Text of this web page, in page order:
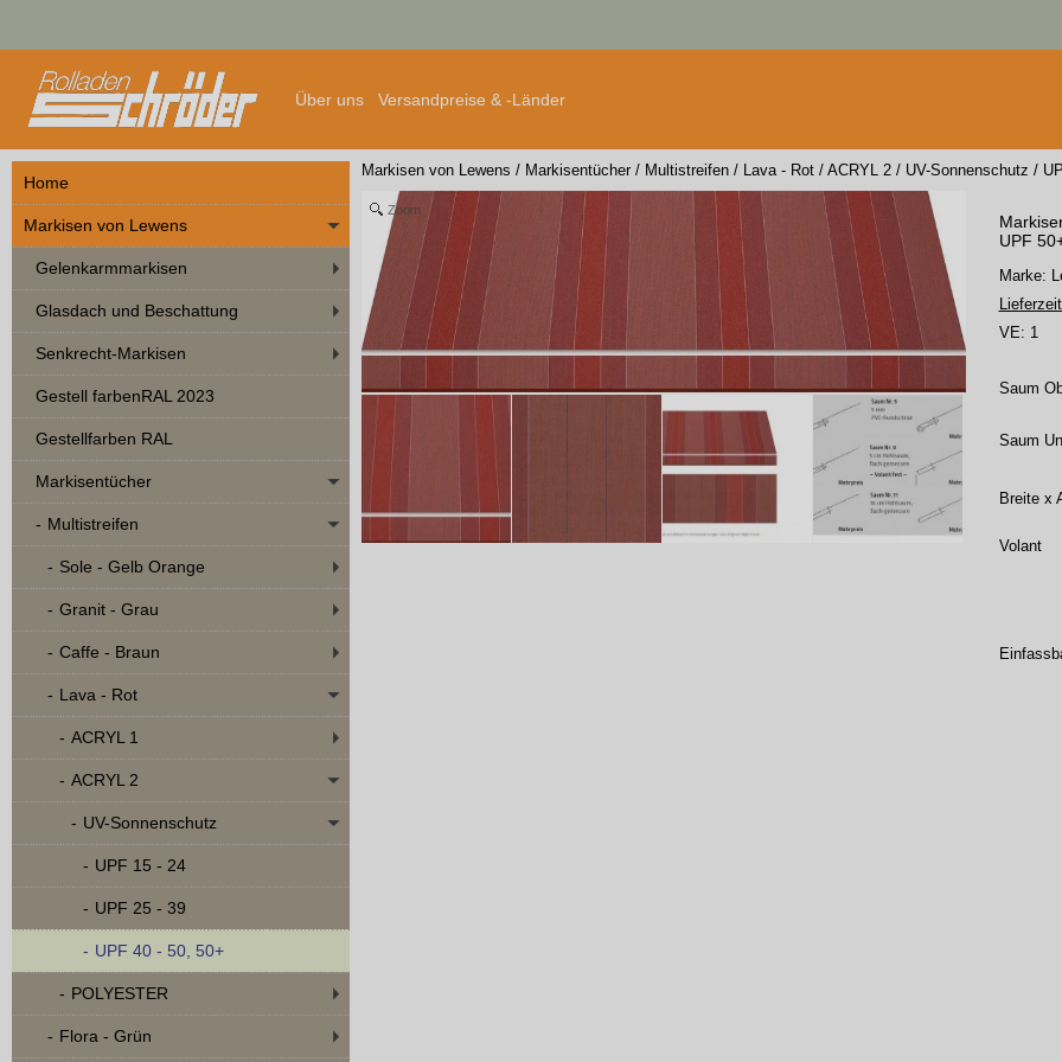
Über uns Versandpreise & -Länder
Home
Markisen von Lewens
Gelenkarmmarkisen
Glasdach und Beschattung
Senkrecht-Markisen
Gestell farbenRAL 2023
Gestellfarben RAL
Markisentücher
Multistreifen
Sole - Gelb Orange
Granit - Grau
Caffe - Braun
Lava - Rot
ACRYL 1
ACRYL 2
UV-Sonnenschutz
UPF 15 - 24
UPF 25 - 39
UPF 40 - 50, 50+
POLYESTER
Flora - Grün
Markisen von Lewens / Markisentücher / Multistreifen / Lava - Rot / ACRYL 2 / UV-Sonnenschutz /
Zoom
UPF
Marke:
VE: 1
Saum
Saum
Breite x
Volant